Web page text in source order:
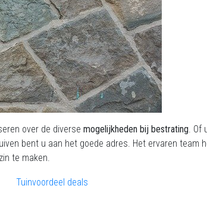
over de diverse mogelijkheden bij bestrating. Of
bent u aan het goede adres. Het ervaren team
te maken.